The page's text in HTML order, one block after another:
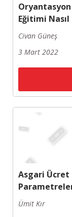
Eğitimi Nasıl
Civan Güneş
3 Mart 2022
Asgari
Ümit Kır